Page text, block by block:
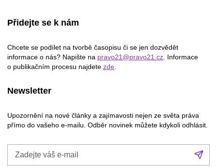
Přidejte se k nám
Chcete se podílet na tvorbě časopisu či se jen dozvědět
informace o nás? Napište na pravo21@pravo21.cz . Informace
o publikačním procesu najdete zde
Newsletter
Upozornění na nové články a zajímavosti nejen ze světa práva
přímo do vašeho e-mailu. Odběr novinek můžete kdykoli odhlásit.